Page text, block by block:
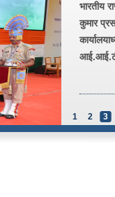
भारतीय
कुमार
1 2 3